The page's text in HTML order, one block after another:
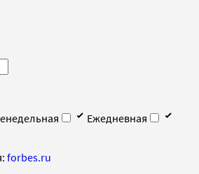
Ежедневная
forbes.ru